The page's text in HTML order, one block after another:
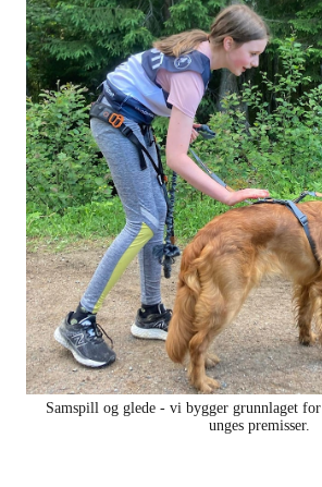
Samspill og glede - vi bygger grunnlaget
unges premisser.